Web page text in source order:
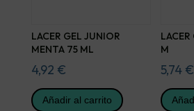
LACER GEL JUNIOR
MENTA 75 ML
4,92 €
Añadir al carrito
M
5,74 €